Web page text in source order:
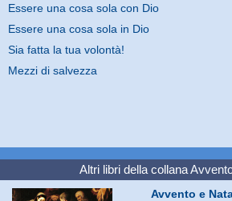
Essere una cosa sola con Dio
Essere una cosa sola in Dio
Sia fatta la tua volontà!
Mezzi di salvezza
Altri libri della collana
Avvento e